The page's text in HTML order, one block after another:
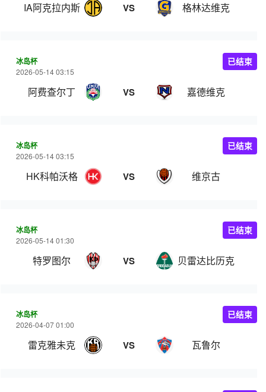
IA阿克拉内斯 VS 格林达维克
冰岛杯
2026-05-14 03:15
阿费查尔丁 VS 嘉德维克
已结束
冰岛杯
2026-05-14 03:15
HK科帕沃格 VS 维京古
已结束
冰岛杯
2026-05-14 01:30
特罗图尔 VS 贝雷达比历克
已结束
冰岛杯
2026-04-07 01:00
雷克雅未克 VS 瓦鲁尔
已结束